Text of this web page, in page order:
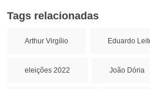
Tags relacionadas
Arthur Virgílio Eduardo
eleições 2022 João Dória